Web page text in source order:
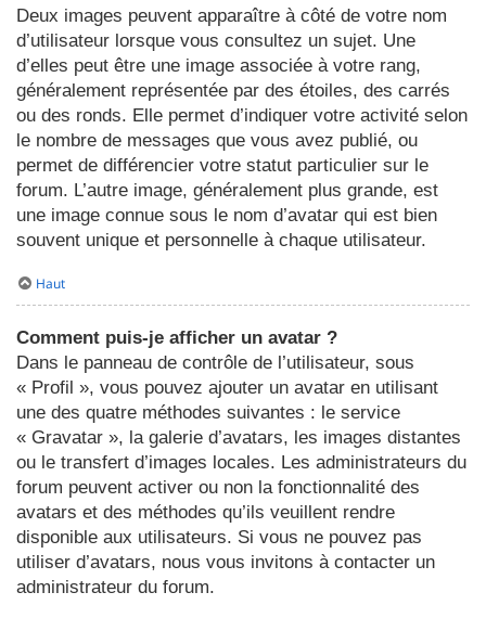
Deux images peuvent apparaître à côté de votre nom
d’utilisateur lorsque vous consultez un sujet. Une
d’elles peut être une image associée à votre rang,
généralement représentée par des étoiles, des carrés
ou des ronds. Elle permet d’indiquer votre activité selon
le nombre de messages que vous avez publié, ou
permet de différencier votre statut particulier sur le
forum. L’autre image, généralement plus grande, est
une image connue sous le nom d’avatar qui est bien
souvent unique et personnelle à chaque utilisateur.
Haut
Comment puis-je afficher un avatar ?
Dans le panneau de contrôle de l’utilisateur, sous
« Profil », vous pouvez ajouter un avatar en utilisant
une des quatre méthodes suivantes : le service
« Gravatar », la galerie d’avatars, les images distantes
ou le transfert d’images locales. Les administrateurs du
forum peuvent activer ou non la fonctionnalité des
avatars et des méthodes qu’ils veuillent rendre
disponible aux utilisateurs. Si vous ne pouvez pas
utiliser d’avatars, nous vous invitons à contacter un
administrateur du forum.